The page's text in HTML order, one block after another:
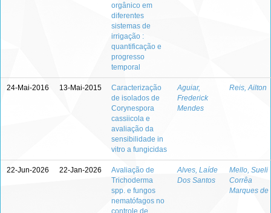
orgânico em
diferentes
sistemas de
irrigação :
quantificação e
progresso
temporal
24-Mai-2016 13-Mai-2015
Caracterização
de isolados de
Corynespora
cassiicola e
avaliação da
sensibilidade in
vitro a fungicidas
Aguiar,
Frederick
Mendes
Reis, Ailton
22-Jun-2026 22-Jan-2026
Avaliação de
Trichoderma
spp. e fungos
nematófagos no
controle de
Alves, Laíde
Dos Santos
Mello, Sueli
Corrêa
Marques de